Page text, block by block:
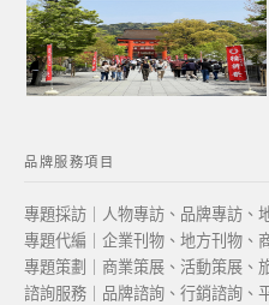
品牌服務項目
專題採訪｜人物專訪、品牌專訪、
專題代編｜企業刊物、地方刊物、
專題策劃｜商業策展、活動策展、
諮詢服務｜品牌諮詢、行銷諮詢、